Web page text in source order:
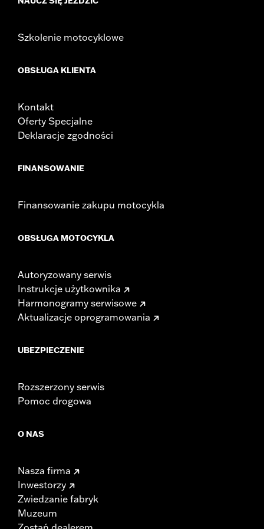
Szkolenie motocyklowe
OBSŁUGA KLIENTA
Kontakt
Oferty Specjalne
Deklaracje zgodności
FINANSOWANIE
Finansowanie zakupu motocykla
OBSŁUGA MOTOCYKLA
Autoryzowany serwis
Instrukcje użytkownika
Harmonogramy serwisowe
Aktualizacje oprogramowania
UBEZPIECZENIE
Rozszerzony serwis
Pomoc drogowa
O NAS
Nasza firma
Inwestorzy
Zwiedzanie fabryk
Muzeum